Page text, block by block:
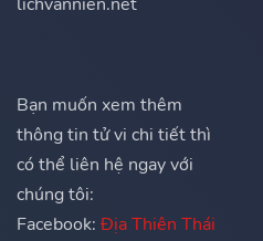
Bạn muốn xem thêm
thông tin tử vi chi tiết thì
có thể liên hệ ngay với
chúng tôi:
Facebook: Địa Thiên Thái